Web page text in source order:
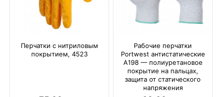
Перчатки с нитриловым
покрытием, 4523
Рабочие перчатки
Portwest антистатические
A198 — полиуретановое
покрытие на пальцах,
защита от статического
напряжения